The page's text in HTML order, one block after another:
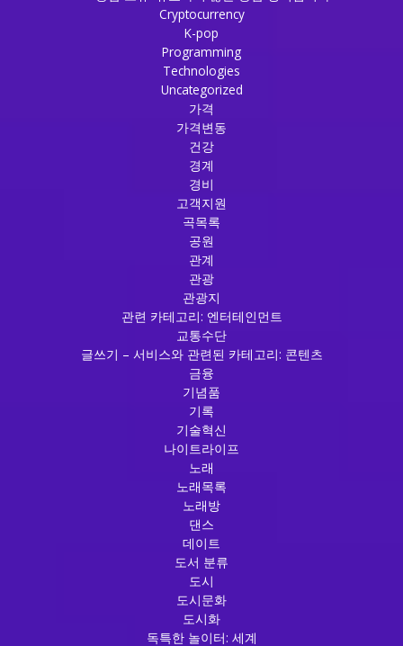
Cryptocurrency
K-pop
Programming
Technologies
Uncategorized
가격
가격변동
건강
경계
경비
고객지원
곡목록
공원
관계
관광
관광지
관련 카테고리: 엔터테인먼트
교통수단
글쓰기 – 서비스와 관련된 카테고리: 콘텐츠
금융
기념품
기록
기술혁신
나이트라이프
노래
노래목록
노래방
댄스
데이트
도서 분류
도시
도시문화
도시화
독특한 놀이터: 세계